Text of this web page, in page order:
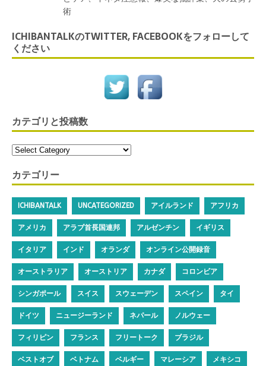
術
ICHIBANTALKのTWITTER, FACEBOOKをフォローして
ください
カテゴリと投稿数
カテゴリー
ICHIBANTALK UNCATEGORIZED アイルランド アフリカ
アメリカ アラブ首長国連邦 アルゼンチン イギリス
イタリア インド オランダ オンライン公開録音
オーストラリア オーストリア カナダ コロンビア
シンガポール スイス スウェーデン スペイン タイ
ドイツ ニュージーランド ネパール ノルウェー
フィリピン フランス フリートーク ブラジル
ベストオブ ベトナム ベルギー マレーシア メキシコ